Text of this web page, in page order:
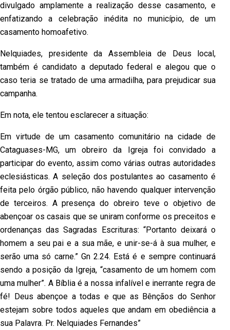
divulgado amplamente a realização desse casamento, e
enfatizando a celebração inédita no município, de um
casamento homoafetivo.
Nelquiades, presidente da Assembleia de Deus local,
também é candidato a deputado federal e alegou que o
caso teria se tratado de uma armadilha, para prejudicar sua
campanha.
Em nota, ele tentou esclarecer a situação:
Em virtude de um casamento comunitário na cidade de
Cataguases-MG, um obreiro da Igreja foi convidado a
participar do evento, assim como várias outras autoridades
eclesiásticas. A seleção dos postulantes ao casamento é
feita pelo órgão público, não havendo qualquer intervenção
de terceiros. A presença do obreiro teve o objetivo de
abençoar os casais que se uniram conforme os preceitos e
ordenanças das Sagradas Escrituras: “Portanto deixará o
homem a seu pai e a sua mãe, e unir-se-á à sua mulher, e
serão uma só carne.” Gn 2.24. Está é e sempre continuará
sendo a posição da Igreja, “casamento de um homem com
uma mulher”. A Bíblia é a nossa infalível e inerrante regra de
fé! Deus abençoe a todas e que as Bênçãos do Senhor
estejam sobre todos aqueles que andam em obediência a
sua Palavra. Pr. Nelquiades Fernandes”